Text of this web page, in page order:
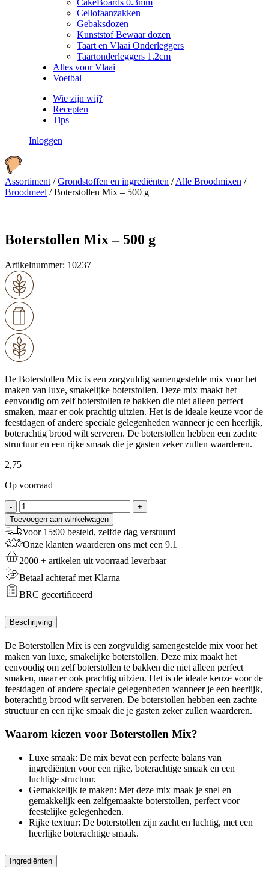
CakeBoards 0.3mm
Cellofaanzakken
Gebaksdozen
Kunststof Bewaar dozen
Taart en Vlaai Onderleggers
Taartonderleggers 1.2cm
Alles voor Vlaai
Voetbal
Wie zijn wij?
Recepten
Tips
Inloggen
Assortiment /Grondstoffen en ingrediënten /Alle Broodmixen /
Broodmeel /Boterstollen Mix – 500 g
Boterstollen Mix – 500 g
Artikelnummer: 10237
De Boterstollen Mix is een zorgvuldig samengestelde mix voor het
maken van luxe, smakelijke boterstollen. Deze mix maakt het
eenvoudig om zelf boterstollen te bakken die niet alleen perfect
smaken, maar er ook prachtig uitzien. Het is de ideale keuze voor de
feestdagen of andere speciale gelegenheden wanneer je een heerlijk,
boterachtig brood wilt serveren. De boterstollen hebben een zachte
structuur en een rijke smaak die je gasten zeker zullen waarderen.
2,75
Op voorraad
-
Boterstollen
Mix
-
500
g
aantal
+
Toevoegen aan winkelwagen
Voor 15:00 besteld, zelfde dag verstuurd
Onze klanten waarderen ons met een 9.1
2000 + artikelen uit voorraad leverbaar
Betaal achteraf met Klarna
BRC gecertificeerd
Beschrijving
De Boterstollen Mix is een zorgvuldig samengestelde mix voor het
maken van luxe, smakelijke boterstollen. Deze mix maakt het
eenvoudig om zelf boterstollen te bakken die niet alleen perfect
smaken, maar er ook prachtig uitzien. Het is de ideale keuze voor de
feestdagen of andere speciale gelegenheden wanneer je een heerlijk,
boterachtig brood wilt serveren. De boterstollen hebben een zachte
structuur en een rijke smaak die je gasten zeker zullen waarderen.
Waarom kiezen voor Boterstollen Mix?
Luxe smaak: De mix bevat een perfecte balans van
ingrediënten voor een rijke, boterachtige smaak en een
luchtige structuur.
Gemakkelijk te maken: Met deze mix maak je snel en
gemakkelijk een zelfgemaakte boterstollen, perfect voor
feestelijke gelegenheden.
Rijke textuur: De boterstollen zijn zacht en luchtig, met een
heerlijke boterachtige smaak.
Ingrediënten